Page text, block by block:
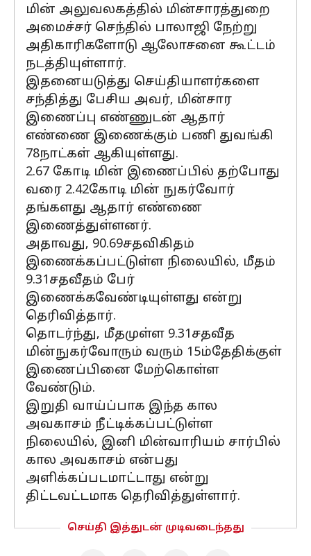
மின் அலுவலகத்தில் மின்சாரத்துறை
அமைச்சர் செந்தில் பாலாஜி நேற்று
அதிகாரிகளோடு ஆலோசனை கூட்டம்
நடத்தியுள்ளார்.
இதனையடுத்து செய்தியாளர்களை
சந்தித்து பேசிய அவர், மின்சார
இணைப்பு எண்ணுடன் ஆதார்
எண்ணை இணைக்கும் பணி துவங்கி
78நாட்கள் ஆகியுள்ளது.
2.67 கோடி மின் இணைப்பில் தற்போது
வரை 2.42கோடி மின் நுகர்வோர்
தங்களது ஆதார் எண்ணை
இணைத்துள்ளனர்.
அதாவது, 90.69சதவிகிதம்
இணைக்கப்பட்டுள்ள நிலையில், மீதம்
9.31சதவீதம் பேர்
இணைக்கவேண்டியுள்ளது என்று
தெரிவித்தார்.
தொடர்ந்து, மீதமுள்ள 9.31சதவீத
மின்நுகர்வோரும் வரும் 15ம்தேதிக்குள்
இணைப்பினை மேற்கொள்ள
வேண்டும்.
இறுதி வாய்ப்பாக இந்த கால
அவகாசம் நீட்டிக்கப்பட்டுள்ள
நிலையில், இனி மின்வாரியம் சார்பில்
கால அவகாசம் என்பது
அளிக்கப்படமாட்டாது என்று
திட்டவட்டமாக தெரிவித்துள்ளார்.
செய்தி இத்துடன் முடிவடைந்தது